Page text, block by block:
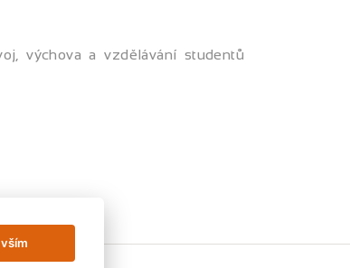
výchova a vzdělávání studentů